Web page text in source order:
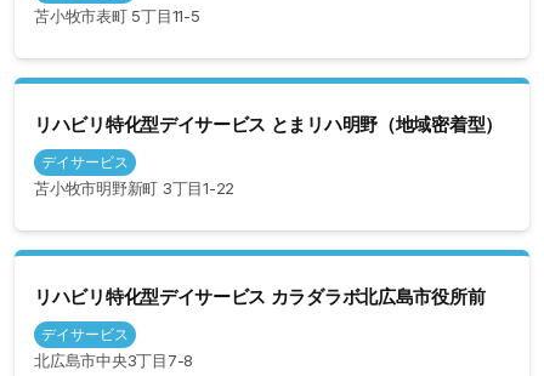
苫小牧市表町 5丁目11-5
リハビリ特化型デイサービス とまリハ明野（地域密着型）
デイサービス
苫小牧市明野新町 3丁目1-22
リハビリ特化型デイサービス カラダラボ北広島市役所前
デイサービス
北広島市中央3丁目7-8